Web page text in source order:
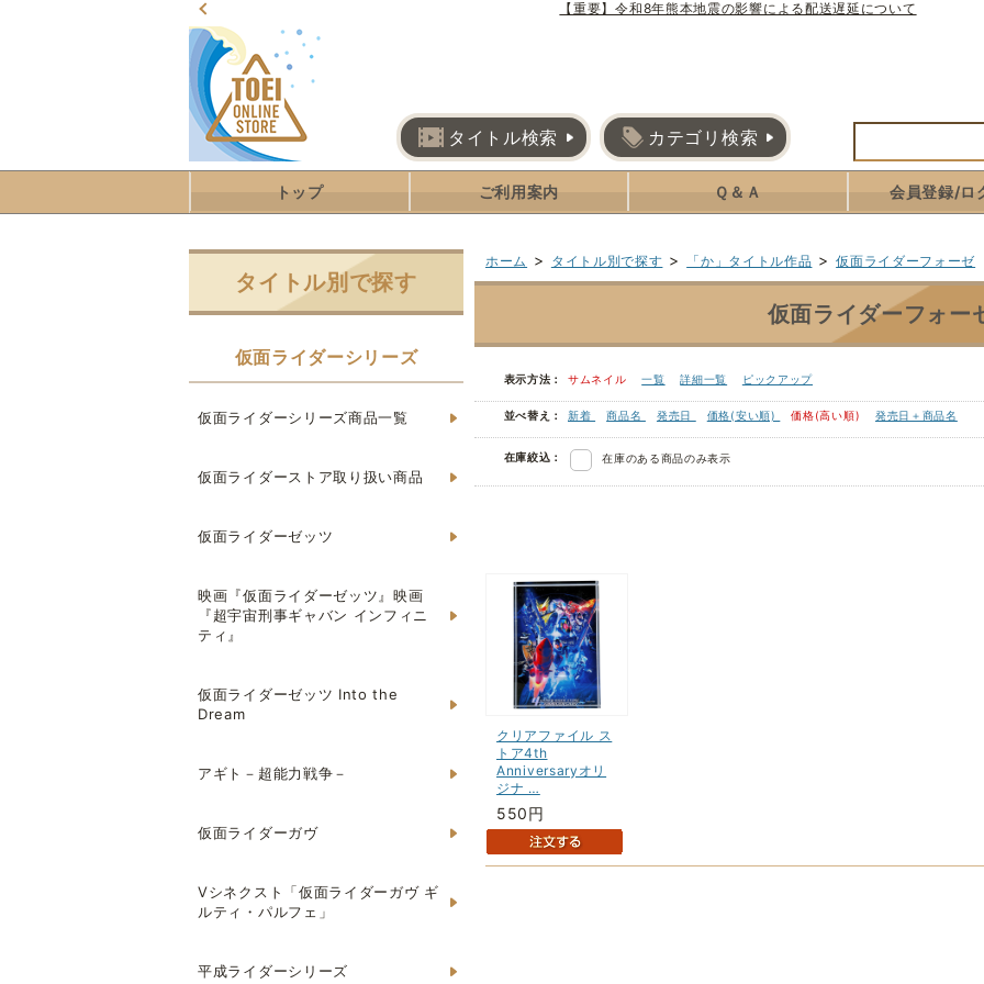
【重要】令和8年熊本地震の影響による配送遅延について
タイトル検索 カテゴリ検索
トップ ご利用案内 Ｑ＆Ａ 会員登録/ロ
ホーム > タイトル別で探す > 「か」タイトル作品 > 仮面ライダーフォーゼ
仮面ライダーフォー
表示方法： サムネイル 一覧 詳細一覧 ピックアップ
並べ替え： 新着 商品名 発売日 価格(安い順) 価格(高い順) 発売日＋商品名
在庫絞込： 在庫のある商品のみ表示
クリアファイル ス
トア4th
Anniversaryオリ
ジナ …
550円
タイトル別で探す
仮面ライダーシリーズ
仮面ライダーシリーズ商品一覧
仮面ライダーストア取り扱い商品
仮面ライダーゼッツ
映画『仮面ライダーゼッツ』映画
『超宇宙刑事ギャバン インフィニ
ティ』
仮面ライダーゼッツ Into the
Dream
アギト－超能力戦争－
仮面ライダーガヴ
Vシネクスト「仮面ライダーガヴ ギ
ルティ・パルフェ」
平成ライダーシリーズ